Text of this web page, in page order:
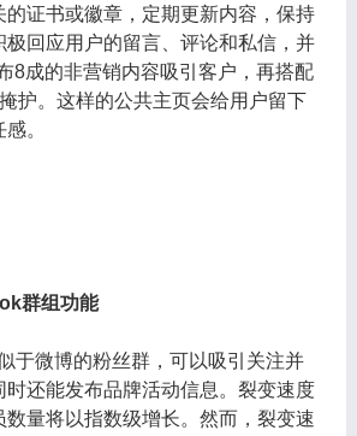
的证书或徽章，定期更新内容，保持
极回应用户的留言、评论和私信，并
8成的非营销内容吸引客户，再搭配
护。这样的公共主页会给用户留下
。
群组功能
于微博的粉丝群，可以吸引关注并
时还能发布品牌活动信息。裂变速度
数量将以指数级增长。然而，裂变速